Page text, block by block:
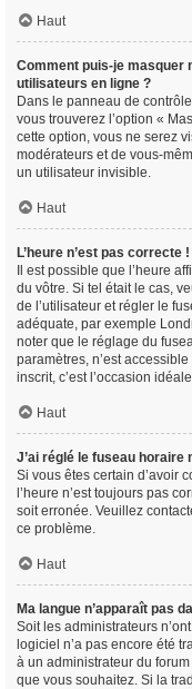
Haut
Comment puis-je masquer
utilisateurs en ligne ?
Dans le panneau de
vous trouverez l’option «
cette option, vous ne serez
modérateurs et de vous-
un utilisateur invisible.
Haut
L’heure n’est pas correcte !
Il est possible que l’heure
du vôtre. Si tel était le cas,
de l’utilisateur et régler le
adéquate, par exemple
noter que le réglage du
paramètres, n’est
inscrit, c’est l’occasion
Haut
J’ai réglé le fuseau horaire
Si vous êtes certain d’avoir
l’heure n’est toujours pas
soit erronée. Veuillez
ce problème.
Haut
Ma langue n’apparaît pas
Soit les administrateurs
logiciel n’a pas encore été
à un administrateur du
que vous souhaitez. Si la